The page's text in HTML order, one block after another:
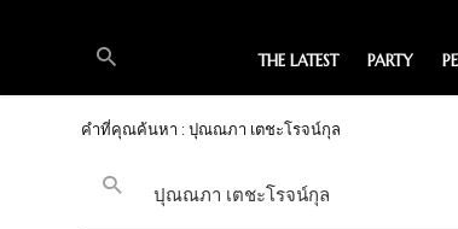
THE LATEST PARTY
คำที่คุณค้นหา : ปุณณภา เตชะโรจน์กุล